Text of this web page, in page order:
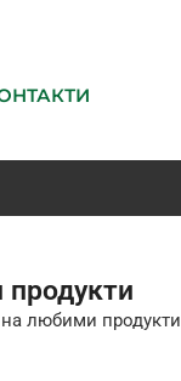
любими продукти